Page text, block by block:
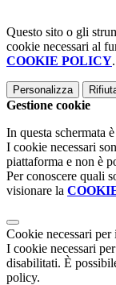
Questo sito o gli
cookie necessari al
COOKIE POLICY.
Personalizza
Gestione cookie
In questa schermata
I cookie necessari
piattaforma e non è
Per conoscere quali
visionare la
Cookie necessari
I cookie necessari
disabilitati. È
policy.